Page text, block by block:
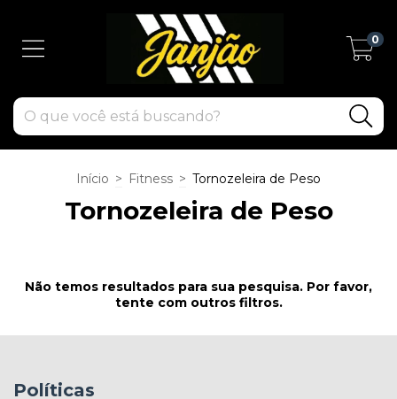
0
Início > Fitness > Tornozeleira de Peso
Tornozeleira de Peso
Não temos resultados para sua pesquisa. Por favor,
tente com outros filtros.
Políticas